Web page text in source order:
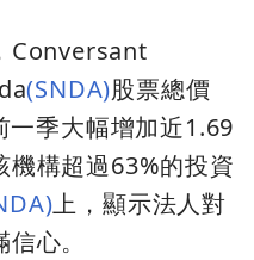
Conversant
(SNDA)股票總價
季大幅增加近1.69
構超過63%的投資
上，顯示法人對
心。